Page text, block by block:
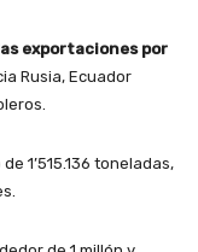
exportaciones por
Rusia, Ecuador
1’515.136 toneladas,